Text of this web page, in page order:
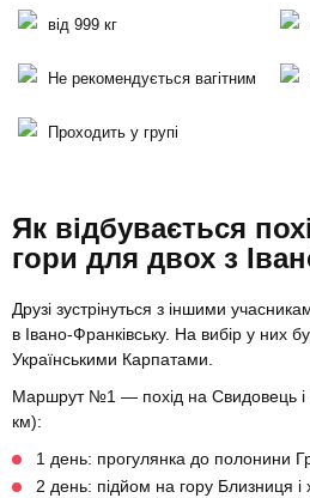
від 999 кг
Не рекомендується вагітним
Проходить у групі
Як відбувається
гори для двох з
Друзі зустрінуться з іншими
в Івано-Франківську. На вибір у них
Українськими Карпатами.
Маршрут №1 — похід на Свидовець і
км):
1 день: прогулянка до полонини
2 день: підйом на гору Близниця